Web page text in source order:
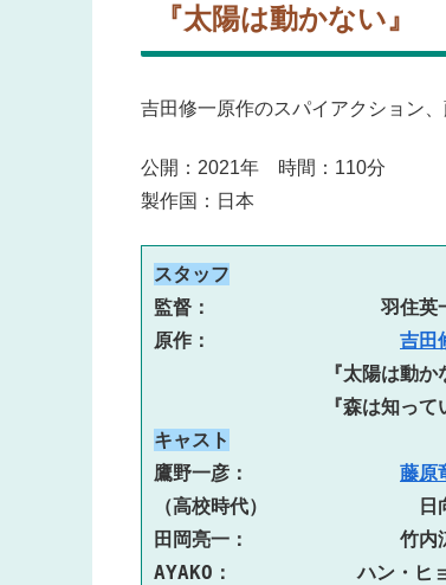
『太陽は動かない』
吉田修一原作のスパイアクション
公開：2021年 時間：110分
製作国：日本
スタッフ
監督：　　　　　　　　　羽住英
原作： 吉田
『太陽は動かな
『森は知ってい
キャスト
鷹野一彦： 藤原
（高校時代）　　　　　　　　日
田岡亮一：　　　　　　　　竹内
AYAKO：　　　　　　 ハン・ヒ